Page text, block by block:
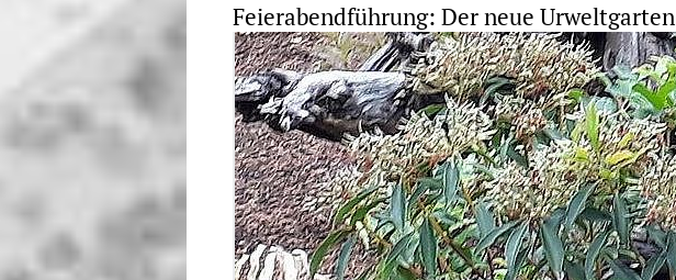
Feierabendführung: Der neue Urweltgarten